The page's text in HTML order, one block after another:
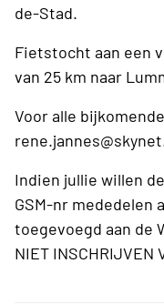
de-Stad.
Fietstocht aan een
van 25 km naar
Voor alle
Indien jullie willen
GSM-nr mededelen
toegevoegd aan de
NIET INSCHRIJVEN